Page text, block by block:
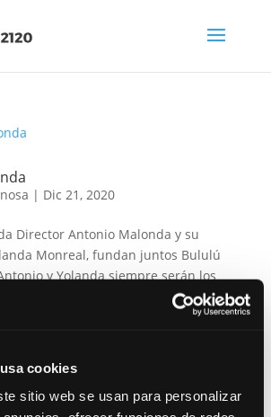
cookies
sitio web se usan para personalizar
| Dic 21, 2020
Director Antonio Malonda y su
Monreal, fundan juntos Bululú
y Yolanda siempre serán los
Bululú. A Antonio se le pudo ver hasta